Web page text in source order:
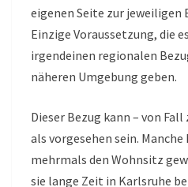
eigenen Seite zur jeweiligen
Einzige Voraussetzung, die
irgendeinen regionalen
näheren Umgebung geben.
Dieser Bezug kann – von
als vorgesehen sein.
mehrmals den Wohnsitz
sie lange Zeit in Karlsruhe